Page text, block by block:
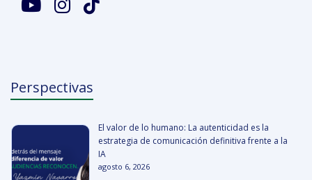
Perspectivas
El valor de lo humano: La autenticidad es la
estrategia de comunicación definitiva frente a la
IA
agosto 6, 2026